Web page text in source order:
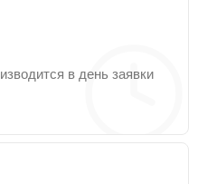
в день заявки